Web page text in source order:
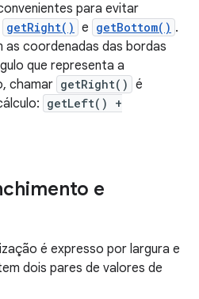
para evitar
getRight() e getBottom() .
coordenadas das bordas
que representa a
chamar getRight() é
getLeft() +
e
é expresso por largura e
dois pares de valores de